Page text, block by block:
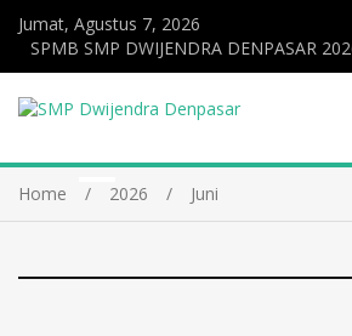
Jumat, Agustus 7, 2026
SPMB SMP DWIJENDRA DENPASAR
Home 2026 Juni